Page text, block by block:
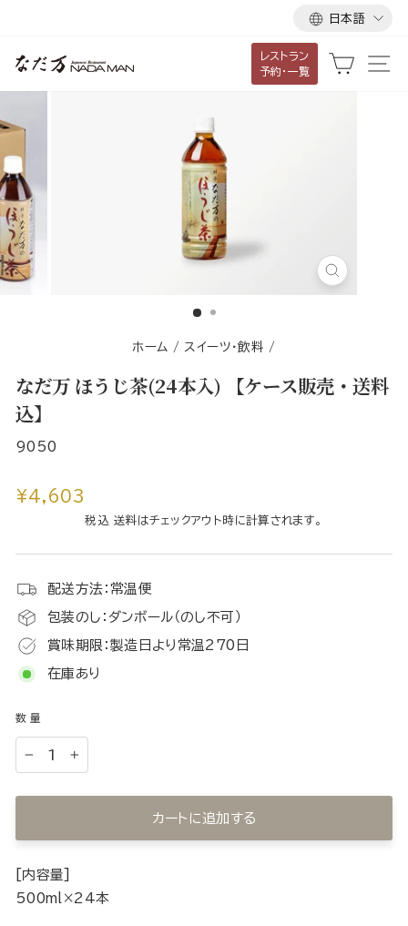
て
コ
ン
テ
ン
ツ
に
言
語
日本語
レストラン
予約・一覧
カート
閉
ホーム / スイーツ・飲料 /
なだ万 ほうじ茶(24本入) 【ケース販売・送料
込】
9050
通
¥4,603
税込 送料はチェックアウト時に計算されます。
配送方法：常温便
包装のし：ダンボール（のし不可）
賞味期限：製造日より常温270日
在庫あり
数量
カートに追加する
[内容量]
500ml×24本